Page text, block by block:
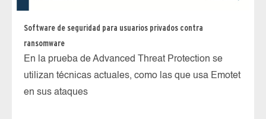
Software de seguridad para usuarios privados contra
ransomware
En la prueba de Advanced Threat Protection se
utilizan técnicas actuales, como las que usa Emotet
en sus ataques